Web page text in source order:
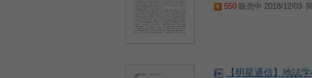
550 販売中 2018/12/03
【明星通信】地誌